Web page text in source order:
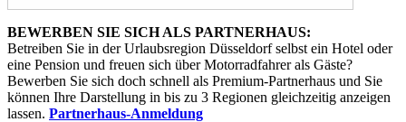
BEWERBEN SIE SICH ALS PARTNERHAUS:
Betreiben Sie in der Urlaubsregion Düsseldorf selbst ein Hotel oder
eine Pension und freuen sich über Motorradfahrer als Gäste?
Bewerben Sie sich doch schnell als Premium-Partnerhaus und Sie
können Ihre Darstellung in bis zu 3 Regionen gleichzeitig anzeigen
lassen. Partnerhaus-Anmeldung